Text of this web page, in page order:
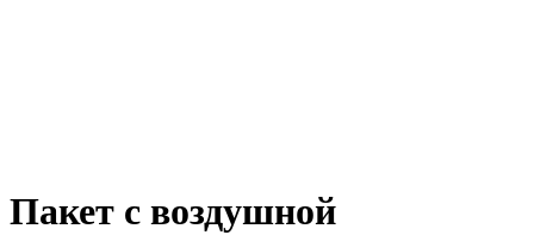
Пакет с воздушной